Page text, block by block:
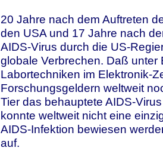
20 Jahre nach dem Auftreten
den USA und 17 Jahre nach
AIDS-Virus durch die US-
globale Verbrechen. Daß unter
Labortechniken im Elektronik-
Forschungsgeldern weltweit
Tier das behauptete AIDS-
konnte weltweit nicht eine
AIDS-Infektion bewiesen
auf.